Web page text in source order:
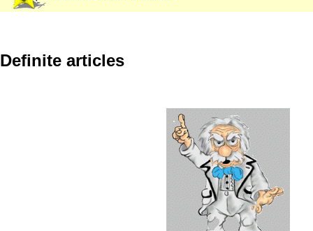
Definite articles